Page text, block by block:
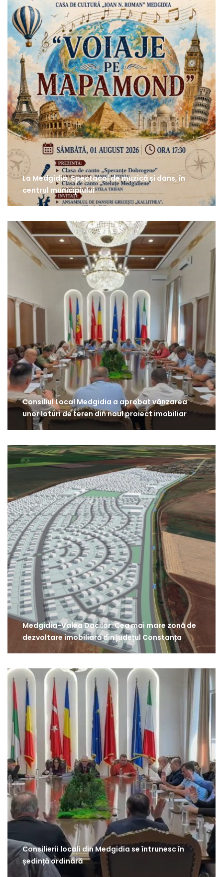
La Medgidia: Spectacol de muzică și dans, în
centrul municipiului
Consiliul Local Medgidia a aprobat vânzarea
unor loturi de teren din noul proiect imobiliar
Medgidia-Valea Dacilor: Cea mai mare zonă de
dezvoltare imobiliară din județul Constanța
Consilierii locali din Medgidia se întrunesc în
ședință ordinară